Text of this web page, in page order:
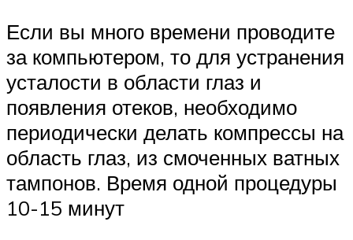
Если вы много времени проводите
за компьютером, то для устранения
усталости в области глаз и
появления отеков, необходимо
периодически делать компрессы на
область глаз, из смоченных ватных
тампонов. Время одной процедуры
10-15 минут